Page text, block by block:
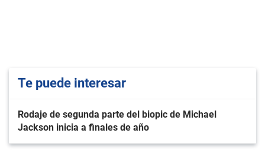
Te puede interesar
Rodaje de segunda parte del biopic de Michael
Jackson inicia a finales de año